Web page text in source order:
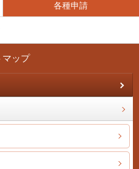
各種申請
マップ